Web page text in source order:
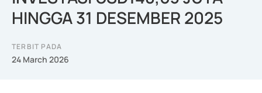
HINGGA 31 DESEMBER 2025
TERBIT PADA
24 March 2026